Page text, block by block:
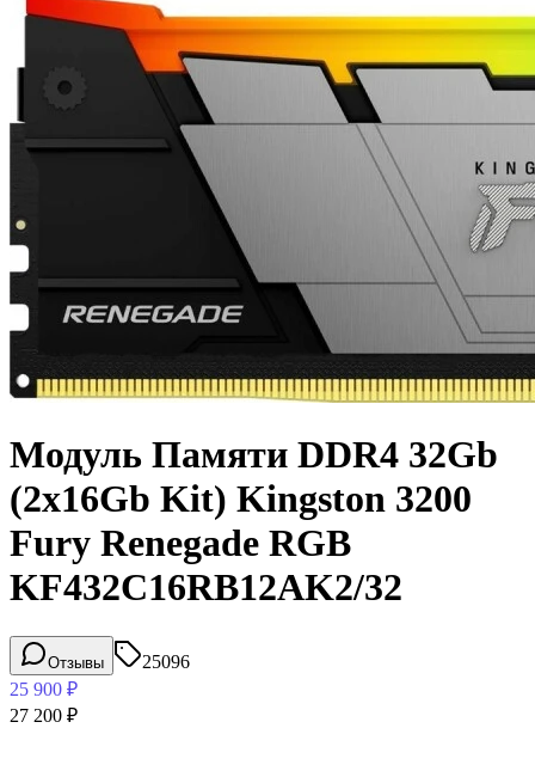
Модуль Памяти DDR4 32Gb
(2x16Gb Kit) Kingston 3200
Fury Renegade RGB
KF432C16RB12AK2/32
Отзывы
25096
25 900 ₽
27 200 ₽